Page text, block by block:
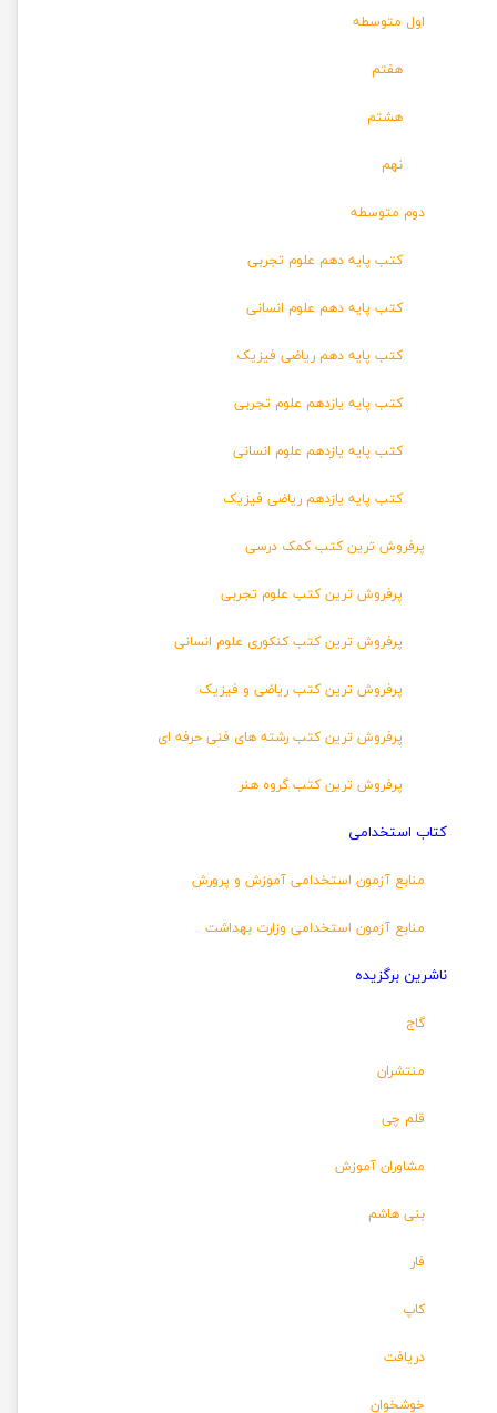
اول متوسطه
هفتم
هشتم
نهم
دوم متوسطه
کتب پایه دهم علوم تجربی
کتب پایه دهم علوم انسانی
کتب پایه دهم ریاضی فیزیک
کتب پایه یازدهم علوم تجربی
کتب پایه یازدهم علوم انسانی
کتب پایه یازدهم ریاضی فیزیک
پرفروش ترین کتب کمک درسی
پرفروش ترین کتب علوم تجربی
پرفروش ترین کتب کنکوری علوم انسانی
پرفروش ترین کتب ریاضی و فیزیک
پرفروش ترین کتب رشته های فنی حرفه ای
پرفروش ترین کتب گروه هنر
کتاب استخدامی
منابع آزمون استخدامی آموزش و پرورش
منابع آزمون استخدامی وزارت بهداشت
ناشرین برگزیده
گاج
منتشران
قلم چی
مشاوران آموزش
بنی هاشم
فار
کاپ
دریافت
خوشخوان